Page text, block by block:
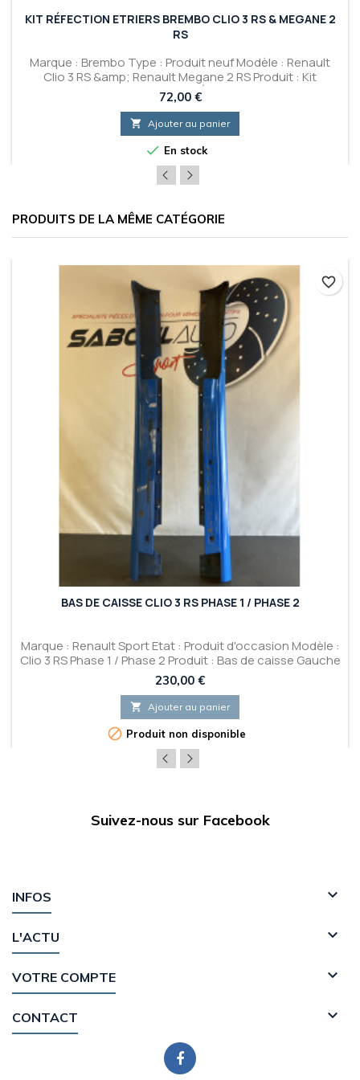
KIT RÉFECTION ETRIERS BREMBO CLIO 3 RS & MEGANE 2
RS
Marque : Brembo Type : Produit neuf Modèle : Renault
Clio 3 RS &amp; Renault Megane 2 RS Produit : Kit
réfection Joints pour Étriers Brembo
Prix
72,00 €
 Ajouter au panier
 En stock
PRODUITS DE LA MÊME CATÉGORIE
BAS DE CAISSE CLIO 3 RS PHASE 1 / PHASE 2
Marque : Renault Sport Etat : Produit d'occasion Modèle :
Clio 3 RS Phase 1 / Phase 2 Produit : Bas de caisse Gauche
et Droit
Prix
230,00 €
 Ajouter au panier
 Produit non disponible
favorite_border
Suivez-nous sur Facebook
INFOS 
L'ACTU 
VOTRE COMPTE 
CONTACT 